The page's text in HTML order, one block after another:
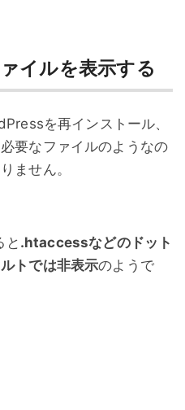
イルを表示する
を再インストール、
要なファイルのようなの
ません。
と .htaccessなどのドット
トでは非表示のようで